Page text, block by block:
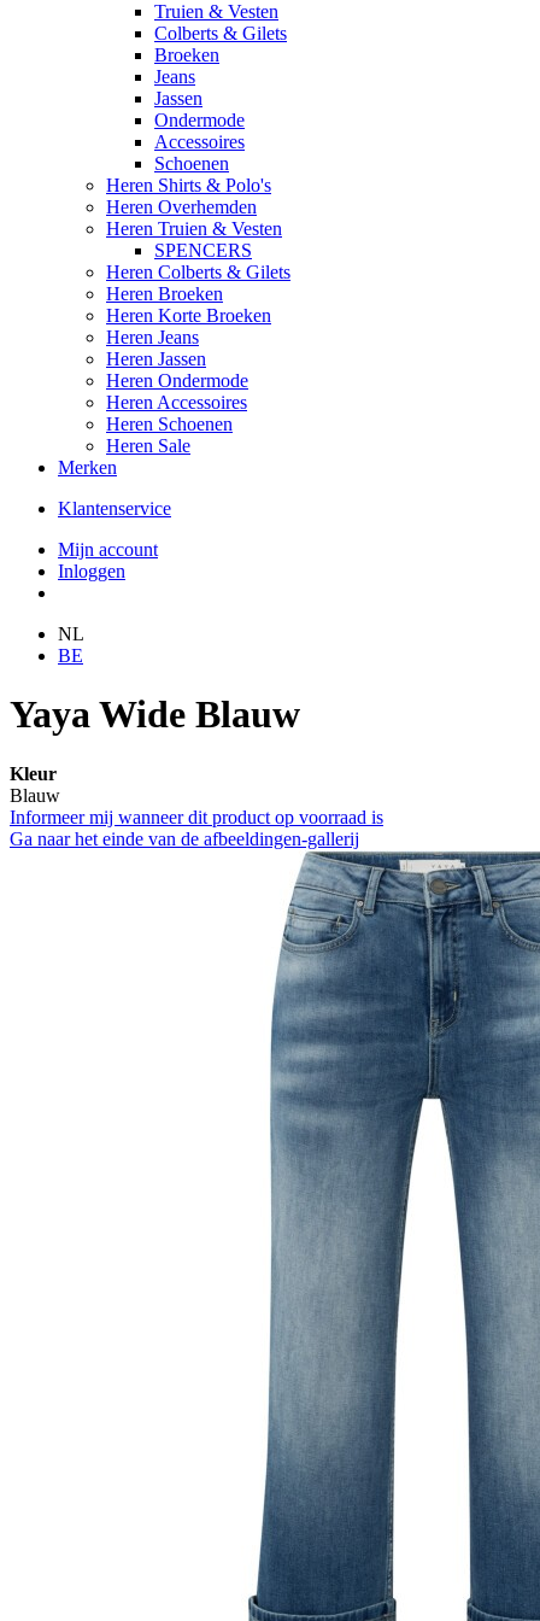
Truien & Vesten
Colberts & Gilets
Broeken
Jeans
Jassen
Ondermode
Accessoires
Schoenen
Heren Shirts & Polo's
Heren Overhemden
Heren Truien & Vesten
SPENCERS
Heren Colberts & Gilets
Heren Broeken
Heren Korte Broeken
Heren Jeans
Heren Jassen
Heren Ondermode
Heren Accessoires
Heren Schoenen
Heren Sale
Merken
Klantenservice
Mijn account
Inloggen
NL
BE
Yaya Wide Blauw
Kleur
Blauw
Informeer mij wanneer dit product op voorraad is
Ga naar het einde van de afbeeldingen-gallerij